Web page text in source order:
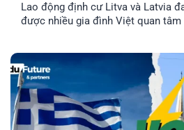
Lao động định cư Litva và Latvia
được nhiều gia đình Việt quan
lương, chi phí sinh hoạt, môi trường